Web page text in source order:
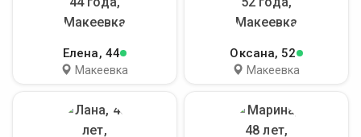
Елена, 44
Макеевка
Оксана, 52
Макеевка